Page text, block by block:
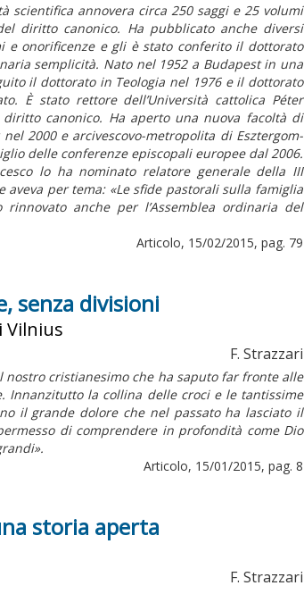
scientifica annovera circa 250 saggi e 25 volumi
diritto canonico. Ha pubblicato anche diversi
onorificenze e gli è stato conferito il dottorato
semplicità. Nato nel 1952 a Budapest in una
il dottorato in Teologia nel 1976 e il dottorato
È stato rettore dell’Università cattolica Péter
canonico. Ha aperto una nuova facoltà di
2000 e arcivescovo-metropolita di Esztergom-
delle conferenze episcopali europee dal 2006.
lo ha nominato relatore generale della III
aveva per tema: «Le sfide pastorali sulla famiglia
rinnovato anche per l’Assemblea ordinaria del
Articolo, 15/02/2015, pag. 79
senza divisioni
Vilnius
F. Strazzari
cristianesimo che ha saputo far fronte alle
Innanzitutto la collina delle croci e le tantissime
il grande dolore che nel passato ha lasciato il
di comprendere in profondità come Dio
Articolo, 15/01/2015, pag. 8
storia aperta
F. Strazzari